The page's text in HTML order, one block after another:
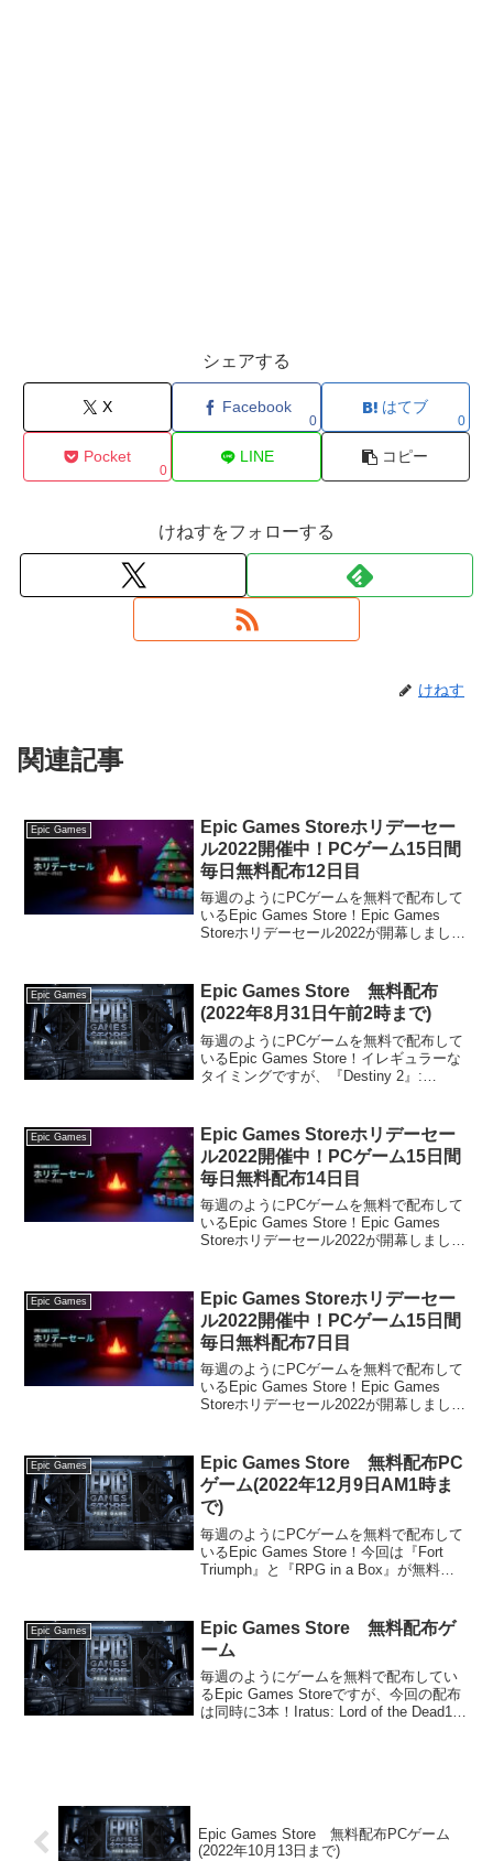
シェアする
X Facebook
0
はてブ
0
Pocket
0
LINE コピー
けねすをフォローする
けねす
関連記事
Epic Games
Epic Games Storeホリデーセー
ル2022開催中！PCゲーム15日間
毎日無料配布12日目
毎週のようにPCゲームを無料で配布して
いるEpic Games Store！Epic Games
Storeホリデーセール2022が開幕しまし
引、無制.......
Epic Games
Epic Games Store 無料配布
(2022年8月31日午前2時まで)
毎週のようにPCゲームを無料で配布して
いるEpic Games Store！イレギュラーな
タイミングですが、『Destiny 2』:
ッ.......
Epic Games
Epic Games Storeホリデーセー
ル2022開催中！PCゲーム15日間
毎日無料配布14日目
毎週のようにPCゲームを無料で配布して
いるEpic Games Store！Epic Games
Storeホリデーセール2022が開幕しまし
引、無制.......
Epic Games
Epic Games Storeホリデーセー
ル2022開催中！PCゲーム15日間
毎日無料配布7日目
毎週のようにPCゲームを無料で配布して
いるEpic Games Store！Epic Games
Storeホリデーセール2022が開幕しまし
引、無制.......
Epic Games
Epic Games Store 無料配布PC
ゲーム(2022年12月9日AM1時ま
で)
毎週のようにPCゲームを無料で配布して
いるEpic Games Store！今回は『Fort
Triumph』と『RPG in a Box』が無料配
ンして入手すれば期間.......
Epic Games
Epic Games Store 無料配布ゲ
ーム
毎週のようにゲームを無料で配布してい
るEpic Games Storeですが、今回の配布
は同時に3本！Iratus: Lord of the Dead1本
Epic Games Store 無料配布PCゲーム
(2022年10月13日まで)